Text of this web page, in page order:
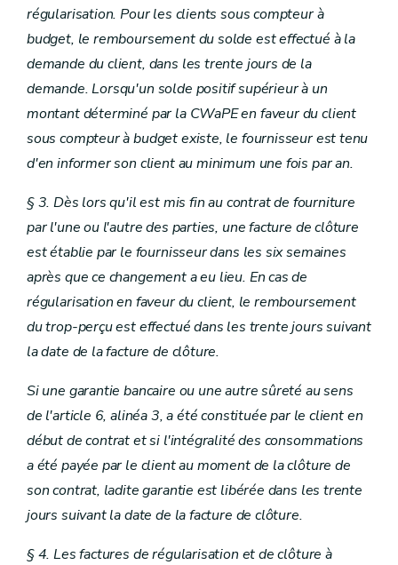
régularisation. Pour les clients sous compteur à
budget, le remboursement du solde est effectué à la
demande du client, dans les trente jours de la
demande. Lorsqu'un solde positif supérieur à un
montant déterminé par la CWaPE en faveur du client
sous compteur à budget existe, le fournisseur est tenu
d'en informer son client au minimum une fois par an.
§ 3. Dès lors qu'il est mis fin au contrat de fourniture
par l'une ou l'autre des parties, une facture de clôture
est établie par le fournisseur dans les six semaines
après que ce changement a eu lieu. En cas de
régularisation en faveur du client, le remboursement
du trop-perçu est effectué dans les trente jours suivant
la date de la facture de clôture.
Si une garantie bancaire ou une autre sûreté au sens
de l'article 6, alinéa 3, a été constituée par le client en
début de contrat et si l'intégralité des consommations
a été payée par le client au moment de la clôture de
son contrat, ladite garantie est libérée dans les trente
jours suivant la date de la facture de clôture.
§ 4. Les factures de régularisation et de clôture à